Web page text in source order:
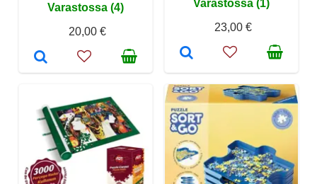
Varastossa (4)
20,00 €
Varastossa (1)
23,00 €